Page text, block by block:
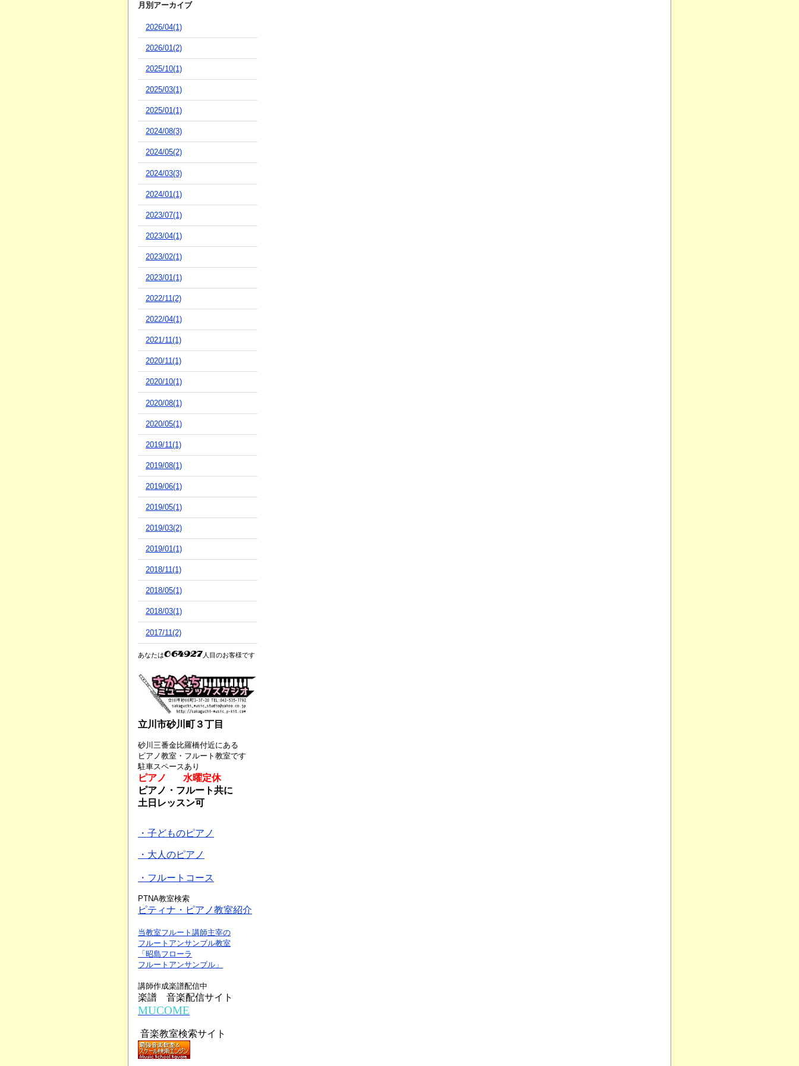
月別アーカイブ
2026/04(1)
2026/01(2)
2025/10(1)
2025/03(1)
2025/01(1)
2024/08(3)
2024/05(2)
2024/03(3)
2024/01(1)
2023/07(1)
2023/04(1)
2023/02(1)
2023/01(1)
2022/11(2)
2022/04(1)
2021/11(1)
2020/11(1)
2020/10(1)
2020/08(1)
2020/05(1)
2019/11(1)
2019/08(1)
2019/06(1)
2019/05(1)
2019/03(2)
2019/01(1)
2018/11(1)
2018/05(1)
2018/03(1)
2017/11(2)
あなたは 人目のお客様です
立川市砂川町３丁目
砂川三番金比羅橋付近にある
ピアノ教室・フルート教室です
駐車スペースあり
ピアノ 水曜定休
ピアノ・フルート共に
土日レッスン可
・子どものピアノ
・大人のピアノ
・フルートコース
PTNA教室検索
ピティナ・ピアノ教室紹介
当教室フルート講師主宰の
フルートアンサンブル教室
「昭島フローラ
フルートアンサンブル」
講師作成楽譜配信中
楽譜 音楽配信サイト
MUCOME
音楽教室検索サイト